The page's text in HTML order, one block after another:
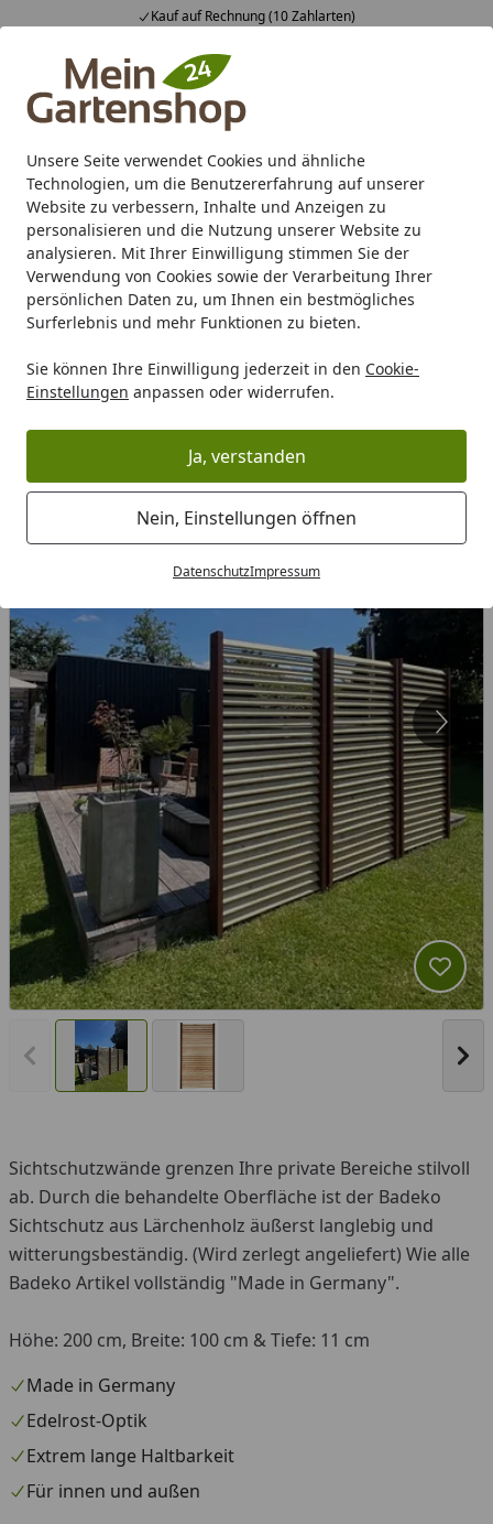
Unsere Seite verwendet Cookies und ähnliche
Technologien, um die Benutzererfahrung auf unserer
Website zu verbessern, Inhalte und Anzeigen zu
personalisieren und die Nutzung unserer Website zu
analysieren. Mit Ihrer Einwilligung stimmen Sie der
Verwendung von Cookies sowie der Verarbeitung Ihrer
persönlichen Daten zu, um Ihnen ein bestmögliches
Surferlebnis und mehr Funktionen zu bieten.
Sie können Ihre Einwilligung jederzeit in den Cookie-
Einstellungen anpassen oder widerrufen.
Ja, verstanden
Nein, Einstellungen öffnen
DatenschutzImpressum
Kauf auf Rechnung (10 Zahlarten)
Alle Produkte
Mein Konto
Suchen
Karibu Pools inkl. gratis Sandfilteranlage & Pool-
Starterset (Gesamtwert bis 468,99€)
Startseite
Freizeit Gartendekoration Metalldekoration
mit Lärchenholz
Vorheriges Bild anzeigen
Sichtschutzwände grenzen Ihre private Bereiche stilvoll
ab. Durch die behandelte Oberfläche ist der Badeko
Sichtschutz aus Lärchenholz äußerst langlebig und
witterungsbeständig. (Wird zerlegt angeliefert) Wie alle
Badeko Artikel vollständig "Made in Germany".
Höhe: 200 cm, Breite: 100 cm & Tiefe: 11 cm
Made in Germany
Edelrost-Optik
Extrem lange Haltbarkeit
Für innen und außen